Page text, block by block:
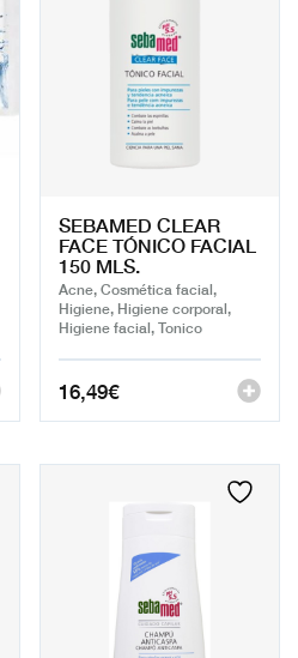
SEBAMED CLEAR
FACE TÓNICO FACIAL
150 MLS.
Acne, Cosmética facial,
Higiene, Higiene corporal,
Higiene facial, Tonico
16,49€